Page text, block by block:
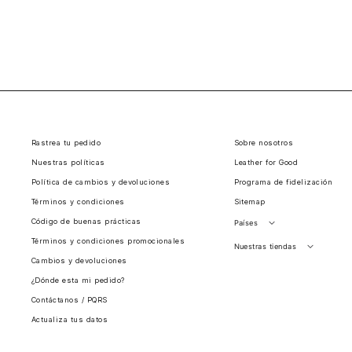
Rastrea tu pedido
Nuestras políticas
Política de cambios y devoluciones
Términos y condiciones
Código de buenas prácticas
Términos y condiciones promocionales
Cambios y devoluciones
¿Dónde esta mi pedido?
Contáctanos / PQRS
Actualiza tus datos
Sobre nosotros
Leather for Good
Programa de fidelización
Sitemap
Países
Perú
Nuestras tiendas